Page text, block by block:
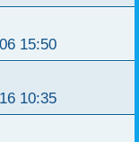
15:50
10:35